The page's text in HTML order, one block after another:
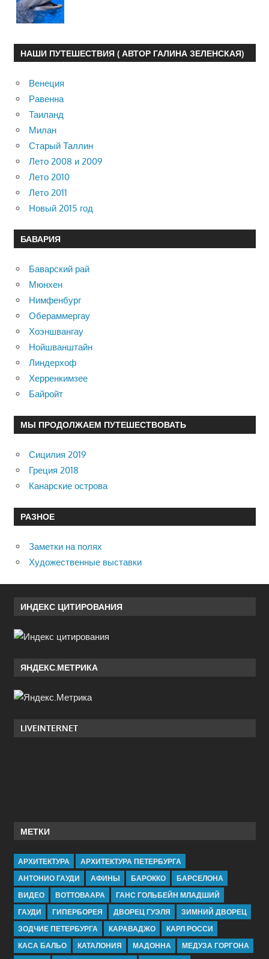
НАШИ ПУТЕШЕСТВИЯ ( АВТОР ГАЛИНА ЗЕЛЕНСКАЯ)
Венеция
Равенна
Таиланд
Милан
Старый Таллин
Лето 2008 и 2009
Лето 2010
Лето 2011
Новый 2015 год
БАВАРИЯ
Баварский рай
Мюнхен
Нимфенбург
Обераммергау
Хоэншвангау
Нойшванштайн
Линдерхоф
Херренкимзее
Байройт
МЫ ПРОДОЛЖАЕМ ПУТЕШЕСТВОВАТЬ
Сицилия 2019
Греция 2018
Канарские острова
РАЗНОЕ
Заметки на полях
Художественные выставки
ИНДЕКС ЦИТИРОВАНИЯ
ЯНДЕКС.МЕТРИКА
LIVEINTERNET
МЕТКИ
АРХИТЕКТУРА
АРХИТЕКТУРА ПЕТЕРБУРГА
АНТОНИО ГАУДИ
АФИНЫ БАРОККО
БАРСЕЛОНА
ВИДЕО
ВОТТОВААРА
ГАНС ГОЛЬБЕЙН МЛАДШИЙ
ГАУДИ
ГИПЕРБОРЕЯ ДВОРЕЦ ГУЭЛЯ
ЗИМНИЙ ДВОРЕЦ
ЗОДЧИЕ ПЕТЕРБУРГА
КАРАВАДЖО
КАРЛ РОССИ
КАСА БАЛЬО
КАТАЛОНИЯ МАДОННА
МЕДУЗА ГОРГОНА